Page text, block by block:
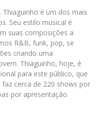
é um dos mais
Seu estilo musical é
suas composições a
R&B, funk, pop, se
criando uma
Thiaguinho, hoje, é
para este público, que
cerca de 220 shows por
por apresentação.